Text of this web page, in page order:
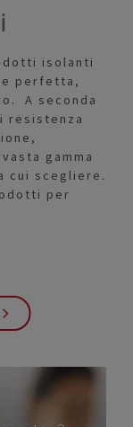
isolanti
perfetta,
A seconda
resistenza
gamma
cui scegliere.
per